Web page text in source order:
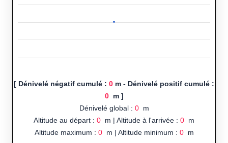
[ Dénivelé négatif cumulé : 0 m - Dénivelé positif cumulé :
0m ]
Dénivelé global : 0m
Altitude au départ : 0 m | Altitude à l'arrivée : 0 m
Altitude maximum : 0m | Altitude minimum : 0m